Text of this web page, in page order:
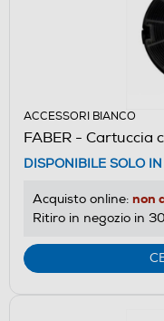
ACCESSORI BIANCO
FABER - Cartuccia
DISPONIBILE SOLO
Acquisto online: non
Ritiro in negozio in